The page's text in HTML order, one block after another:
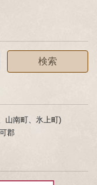
山南町、氷上町)
郡